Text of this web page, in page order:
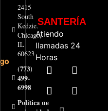
2415
South
Kedzie.
Chicago,
IL
60623
(773)
499-
6998
Política de
SANTERÍA
Atiendo
llamadas 24
Horas